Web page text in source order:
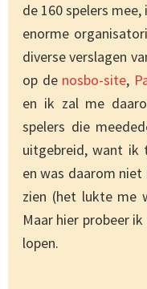
de 160 spelers
enorme
diverse verslagen
op de nosbo-site,
en ik zal me
spelers die
uitgebreid, want ik
en was daarom
zien (het lukte me
Maar hier probeer
lopen.